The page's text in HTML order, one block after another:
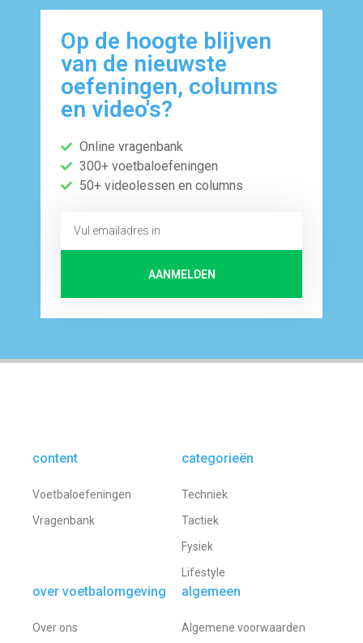
Op de hoogte blijven
van de nieuwste
oefeningen, columns
en video's?
Online vragenbank
300+ voetbaloefeningen
50+ videolessen en columns
AANMELDEN
content
Voetbaloefeningen
Vragenbank
categorieën
Techniek
Tactiek
Fysiek
Lifestyle
over voetbalomgeving
Over ons
algemeen
Algemene voorwaarden